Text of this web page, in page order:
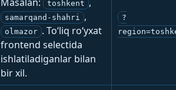
toshkent
samarqand-shahri ,
olmazor . To‘liq ro‘yxat
frontend selectida
ishlatiladiganlar bilan
bir xil.
?